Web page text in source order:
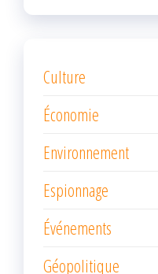
Culture
Économie
Environnement
Espionnage
Événements
Géopolitique